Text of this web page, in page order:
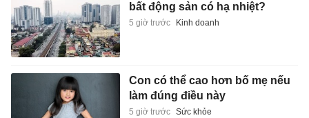
bất động sản có hạ nhiệt?
5 giờ trước Kinh doanh
Con có thể cao hơn bố mẹ nếu
làm đúng điều này
5 giờ trước Sức khỏe